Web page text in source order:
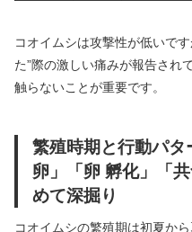
コオイムシは攻撃性が低いで
た”際の激しい痛みが報告され
触らないことが重要です。
繁殖時期と行動パ
卵」「卵 孵化」「
めて深掘り
コオイムシの繁殖期は初夏か